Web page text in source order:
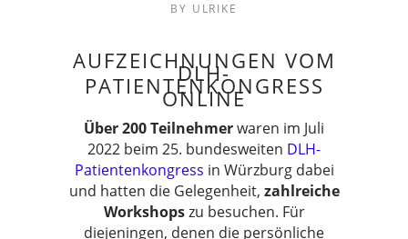
BY ULRIKE
AUFZEICHNUNGEN VOM
DLH-
PATIENTENKONGRESS
ONLINE
Über 200 Teilnehmerwaren im Juli
2022 beim 25. bundesweiten DLH-
Patientenkongress in Würzburg dabei
und hatten die Gelegenheit, zahlreiche
Workshopszu besuchen. Für
diejeningen, denen die persönliche